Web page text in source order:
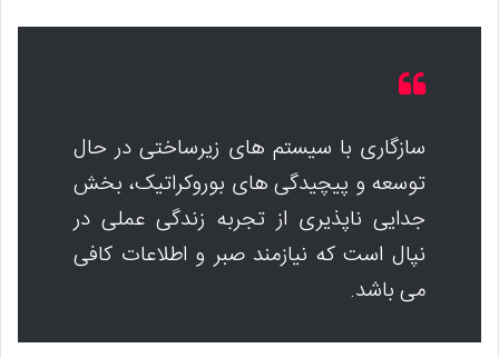
سازگاری با سیستم های زیرساختی در حال
توسعه و پیچیدگی های بوروکراتیک، بخش
جدایی ناپذیری از تجربه زندگی عملی در
نپال است که نیازمند صبر و اطلاعات کافی
می باشد.